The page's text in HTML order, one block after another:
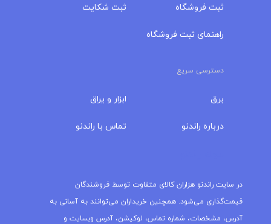
ثبت فروشگاه
راهنمای ثبت فروشگاه
ثبت شکایت
دسترسی سریع
برق
درباره‌ راندنو
ابزار و یراق
تماس با راندنو
در سایت راندنو هزاران کالای متفاوت توسط فروشندگان
قیمت‌گذاری می‌شود. همچنین خریداران می‌توانند به آسانی به
آدرس، مشخصات، شماره تماس، لوکیشن، آدرس وبسایت و